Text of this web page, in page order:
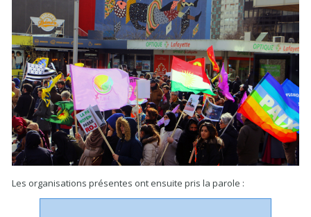
Les organisations présentes ont ensuite pris la parole :